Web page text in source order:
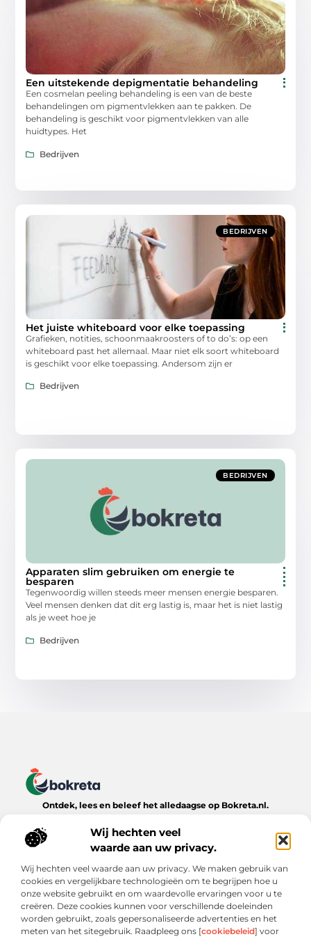
Wij hechten veel
waarde aan uw privacy.
Wij hechten veel waarde aan uw privacy. We maken gebruik van
cookies en vergelijkbare technologieën om te begrijpen hoe u
onze website gebruikt en om waardevolle ervaringen voor u te
creëren. Deze cookies kunnen voor verschillende doeleinden
worden gebruikt, zoals gepersonaliseerde advertenties en het
meten van het sitegebruik. Raadpleeg ons [cookiebeleid] voor
Een uitstekende depigmentatie behandeling
Een cosmelan peeling behandeling is een van de beste
behandelingen om pigmentvlekken aan te pakken. De
behandeling is geschikt voor pigmentvlekken van alle
huidtypes. Het
Bedrijven
BEDRIJVEN
Het juiste whiteboard voor elke toepassing
Grafieken, notities, schoonmaakroosters of to do’s: op een
whiteboard past het allemaal. Maar niet elk soort whiteboard
is geschikt voor elke toepassing. Andersom zijn er
Bedrijven
BEDRIJVEN
Apparaten slim gebruiken om energie te
besparen
Tegenwoordig willen steeds meer mensen energie besparen.
Veel mensen denken dat dit erg lastig is, maar het is niet lastig
als je weet hoe je
Bedrijven
Ontdek, lees en beleef het alledaagse op Bokreta.nl.
boeiende verhalen over het dagelijks leven.
Onze informatie